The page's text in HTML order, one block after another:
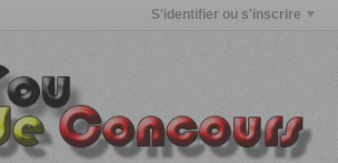
S'identifier ou s'inscrire